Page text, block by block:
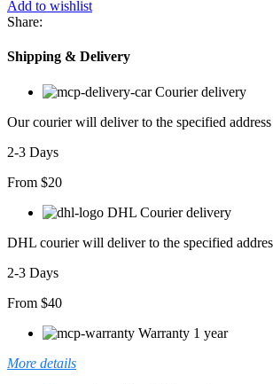
Desen
Lazer
Kesim
Ithal
Bluz
Add to wishlist
Share:
Shipping & Delivery
Courier delivery
Our courier will deliver to the specified address
2-3 Days
From $20
DHL Courier delivery
DHL courier will deliver to the specified
2-3 Days
From $40
Warranty 1 year
More details